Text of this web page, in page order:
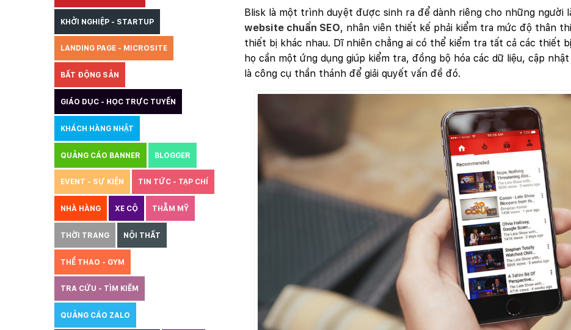
Blisk là một trình duyệt được sinh ra để dành riêng cho những người
website chuẩn SEO, nhân viên thiết kế phải kiểm tra mức độ thân
thiết bị khác nhau. Dĩ nhiên chẳng ai có thể kiểm tra tất cả các thiết
họ cần một ứng dụng giúp kiểm tra, đồng bộ hóa các dữ liệu, cập nhật
là công cụ thần thánh để giải quyết vấn đề đó.
KHỞI NGHIỆP - STARTUP
LANDING PAGE - MICROSITE
BẤT ĐỘNG SẢN
GIÁO DỤC - HỌC TRỰC TUYẾN
KHÁCH HÀNG NHẬT
QUẢNG CÁO BANNER BLOGGER
EVENT - SỰ KIỆN TIN TỨC - TẠP CHÍ
NHÀ HÀNG XE CỘ THẪM MỸ
THỜI TRANG NỘI THẤT
THỂ THAO - GYM
TRA CỨU - TÌM KIẾM
QUẢNG CÁO ZALO
Quý khách vui lòng đăng nhập vào hệ thống quản lý dự án
để theo dõi tiến độ.
quanly.mona.media
Tài khoản đã được Mona Media
cung cấp cho quý khách qua hệ
thống SMS tự động. Nếu cần hỗ trợ thêm xin vui lòng gọi
1900
636 648